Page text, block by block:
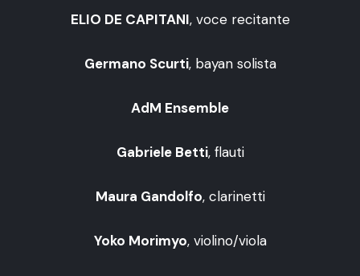
ELIO DE CAPITANI, voce recitante
Germano Scurti, bayan solista
AdM Ensemble
Gabriele Betti, flauti
Maura Gandolfo, clarinetti
Yoko Morimyo, violino/viola